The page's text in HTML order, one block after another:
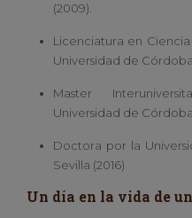
(2009).
Licenciatura en
Universidad de Córdoba
Master
Universidad de
Doctora por la
Sevilla (2016)
Un día en la vida de